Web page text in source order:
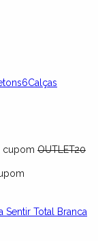
6Calças
cupom OUTLET20
Sentir Total Branca